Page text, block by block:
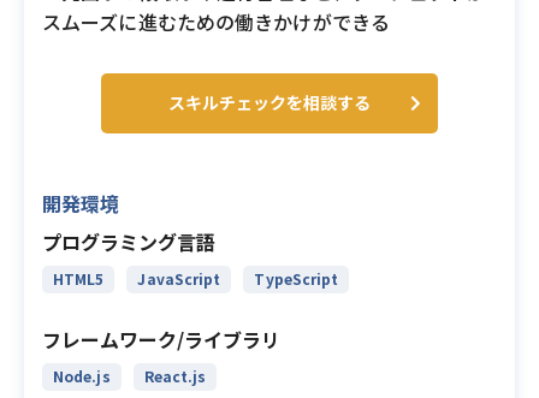
スムーズに進むための働きかけができる
スキルチェックを相談する
開発環境
プログラミング言語
HTML5 JavaScript TypeScript
フレームワーク/ライブラリ
Node.js React.js